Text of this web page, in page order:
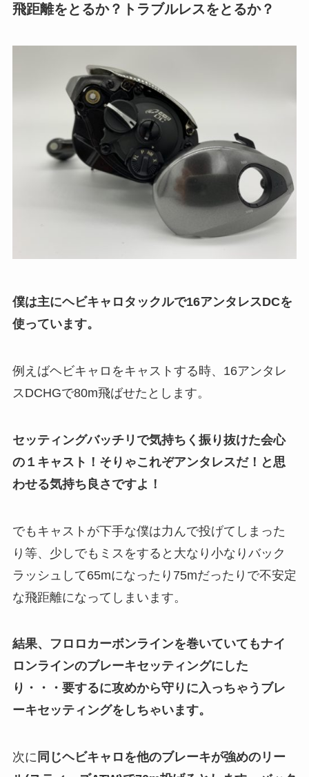
飛距離をとるか？トラブルレスをとるか？
僕は主にヘビキャロタックルで16アンタレスDCを
使っています。
例えばヘビキャロをキャストする時、16アンタレ
スDCHGで80m飛ばせたとします。
セッティングバッチリで気持ちく振り抜けた会心
の１キャスト！そりゃこれぞアンタレスだ！と思
わせる気持ち良さですよ！
でもキャストが下手な僕は力んで投げてしまった
り等、少しでもミスをすると大なり小なりバック
ラッシュして65mになったり75mだったりで不安定
な飛距離になってしまいます。
結果、フロロカーボンラインを巻いていてもナイ
ロンラインのブレーキセッティングにした
り・・・要するに攻めから守りに入っちゃうブレ
ーキセッティングをしちゃいます。
次に 同じヘビキャロを他のブレーキが強めのリー